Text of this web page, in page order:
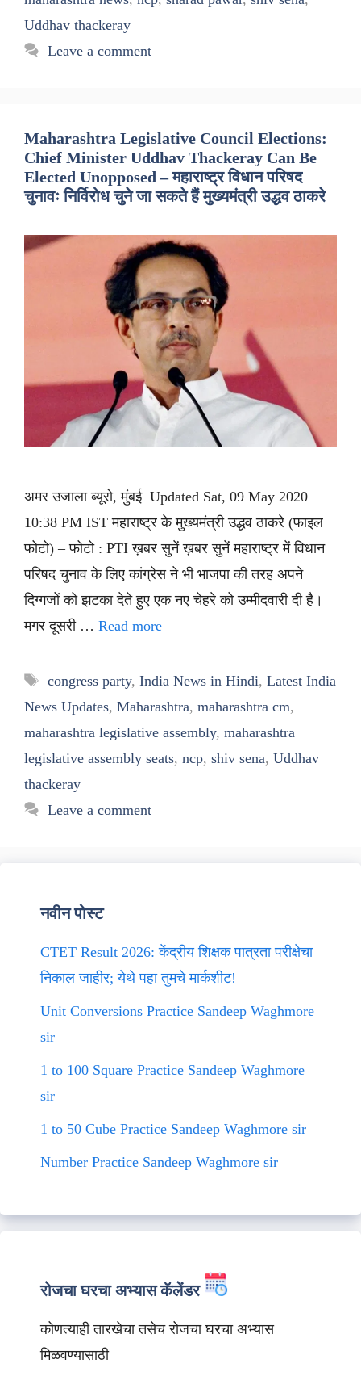
Uddhav thackeray
Leave a comment
Maharashtra Legislative Council Elections:
Chief Minister Uddhav Thackeray Can Be
Elected Unopposed – महाराष्ट्र विधान परिषद
चुनावः निर्विरोध चुने जा सकते हैं मुख्यमंत्री उद्धव ठाकरे
अमर उजाला ब्यूरो, मुंबई Updated Sat, 09 May 2020
10:38 PM IST महाराष्ट्र के मुख्यमंत्री उद्धव ठाकरे (फाइल
फोटो) – फोटो : PTI ख़बर सुनें ख़बर सुनें महाराष्ट्र में विधान
परिषद चुनाव के लिए कांग्रेस ने भी भाजपा की तरह अपने
दिग्गजों को झटका देते हुए एक नए चेहरे को उम्मीदवारी दी है।
मगर दूसरी … Read more
Tags
congress party, India News in Hindi, Latest India
News Updates, Maharashtra, maharashtra cm,
maharashtra legislative assembly, maharashtra
legislative assembly seats, ncp, shiv sena, Uddhav
thackeray
Leave a comment
नवीन पोस्ट
CTET Result 2026: केंद्रीय शिक्षक पात्रता परीक्षेचा
निकाल जाहीर; येथे पहा तुमचे मार्कशीट!
Unit Conversions Practice Sandeep Waghmore
sir
1 to 100 Square Practice Sandeep Waghmore
sir
1 to 50 Cube Practice Sandeep Waghmore sir
Number Practice Sandeep Waghmore sir
रोजचा घरचा अभ्यास कॅलेंडर
कोणत्याही तारखेचा तसेच रोजचा घरचा अभ्यास
मिळवण्यासाठी